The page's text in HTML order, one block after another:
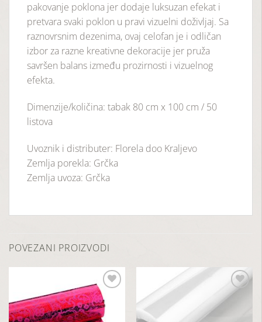
pakovanje poklona jer dodaje luksuzan efekat i
pretvara svaki poklon u pravi vizuelni doživljaj. Sa
raznovrsnim dezenima, ovaj celofan je i odličan
izbor za razne kreativne dekoracije jer pruža
savršen balans između prozirnosti i vizuelnog
efekta.
Dimenzije/količina: tabak 80 cm x 100 cm / 50
listova
Uvoznik i distributer: Florela doo Kraljevo
Zemlja porekla: Grčka
Zemlja uvoza: Grčka
POVEZANI PROIZVODI
Dodaj